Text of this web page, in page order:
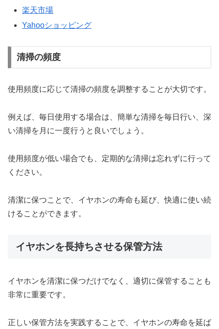
楽天市場
Yahooショッピング
清掃の頻度
使用頻度に応じて清掃の頻度を調整することが大切です。
例えば、毎日使用する場合は、簡単な清掃を毎日行い、深
い清掃を月に一度行うと良いでしょう。
使用頻度が低い場合でも、定期的な清掃は忘れずに行って
ください。
清潔に保つことで、イヤホンの寿命も延び、快適に使い続
けることができます。
イヤホンを長持ちさせる保管方法
イヤホンを清潔に保つだけでなく、適切に保管することも
非常に重要です。
正しい保管方法を実践することで、イヤホンの寿命を延ば